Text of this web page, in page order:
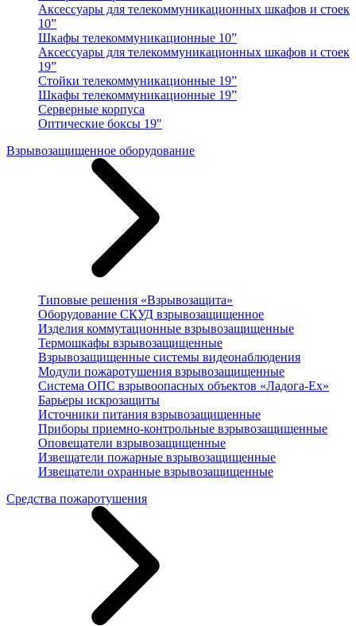
Аксессуары для телекоммуникационных шкафов и стоек
10”
Шкафы телекоммуникационные 10”
Аксессуары для телекоммуникационных шкафов и стоек
19”
Стойки телекоммуникационные 19”
Шкафы телекоммуникационные 19”
Серверные корпуса
Оптические боксы 19"
Взрывозащищенное оборудование
Типовые решения «Взрывозащита»
Оборудование СКУД взрывозащищенное
Изделия коммутационные взрывозащищенные
Термошкафы взрывозащищенные
Взрывозащищенные системы видеонаблюдения
Модули пожаротушения взрывозащищенные
Система ОПС взрывоопасных объектов «Ладога-Ex»
Барьеры искрозащиты
Источники питания взрывозащищенные
Приборы приемно-контрольные взрывозащищенные
Оповещатели взрывозащищенные
Извещатели пожарные взрывозащищенные
Извещатели охранные взрывозащищенные
Средства пожаротушения